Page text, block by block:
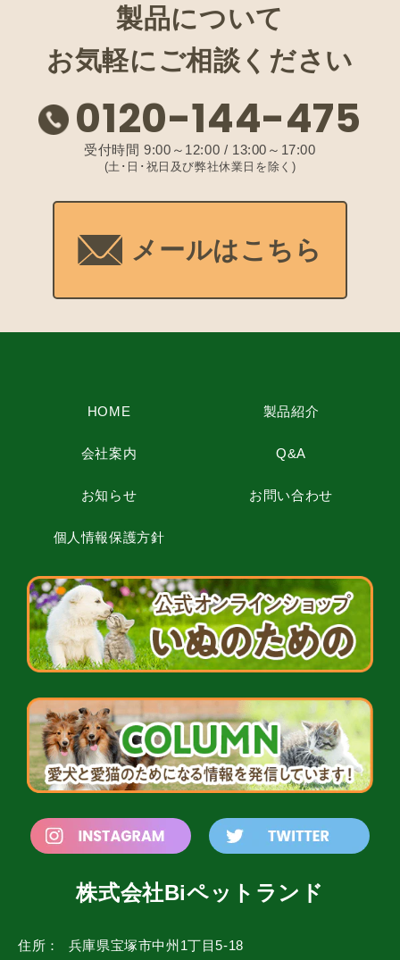
製品について
お気軽にご相談ください
0120-144-475
受付時間 9:00～12:00 / 13:00～17:00
(土･日･祝日及び弊社休業日を除く)
メールはこちら
株式会社Biペットランド
住所： 兵庫県宝塚市中州1丁目5-18
HOME 製品紹介
会社案内 Q&A
お知らせ お問い合わせ
個人情報保護方針